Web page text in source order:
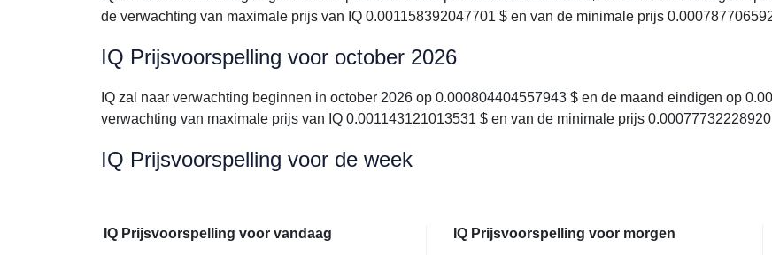
de verwachting van maximale prijs van IQ 0.001158392047701 $ en van de minimale prijs
IQ Prijsvoorspelling voor october 2026
IQ zal naar verwachting beginnen in october 2026 op 0.000804404557943 $ en de maand eindigen op
verwachting van maximale prijs van IQ 0.001143121013531 $ en van de minimale prijs
IQ Prijsvoorspelling voor de week
IQ Prijsvoorspelling voor vandaag IQ Prijsvoorspelling voor morgen